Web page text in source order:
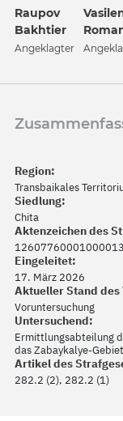
Raupov
Bakhtier
Angeklagter
Region:
Transbaikales
Siedlung:
Chita
Aktenzeichen des
12607760001000013
Eingeleitet:
17. März 2026
Aktueller Stand des
Voruntersuchung
Untersuchend:
Ermittlungsabteilung
das Zabaykalye-Gebiet
Artikel des
282.2 (2), 282.2 (1)